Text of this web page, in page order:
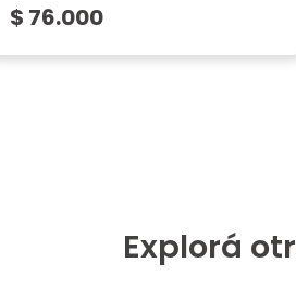
$ 76.000
Explorá